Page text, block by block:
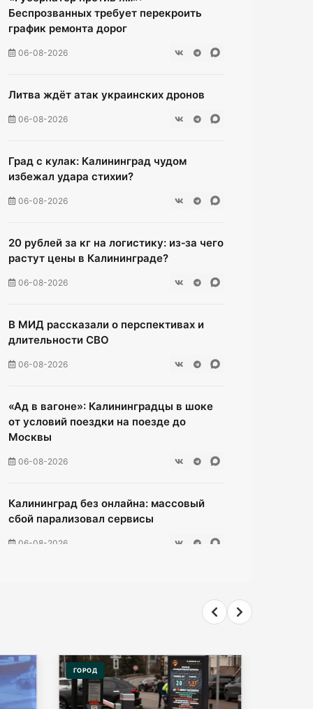
Беспрозванных требует перекроить
график ремонта дорог
06-08-2026
Литва ждёт атак украинских дронов
06-08-2026
Град с кулак: Калининград чудом
избежал удара стихии?
06-08-2026
20 рублей за кг на логистику: из‑за чего
растут цены в Калининграде?
06-08-2026
В МИД рассказали о перспективах и
длительности СВО
06-08-2026
«Ад в вагоне»: Калининградцы в шоке
от условий поездки на поезде до
Москвы
06-08-2026
Калининград без онлайна: массовый
сбой парализовал сервисы
06-08-2026
Мэрия Калининграда дала старт
продажам парковочных абонементов
ГОРОД